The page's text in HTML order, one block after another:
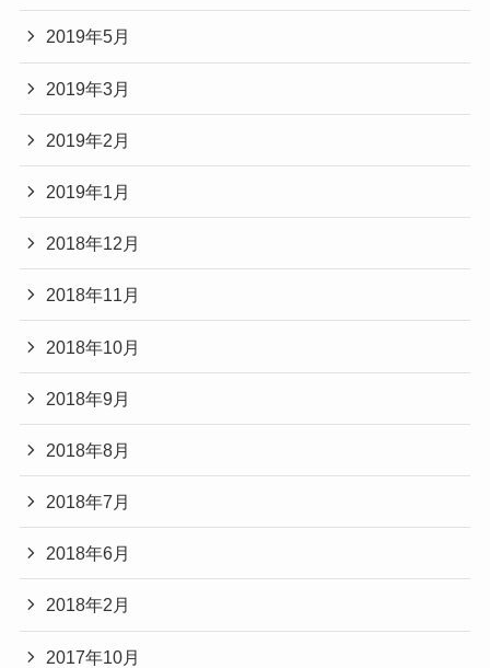
2019年5月
2019年3月
2019年2月
2019年1月
2018年12月
2018年11月
2018年10月
2018年9月
2018年8月
2018年7月
2018年6月
2018年2月
2017年10月